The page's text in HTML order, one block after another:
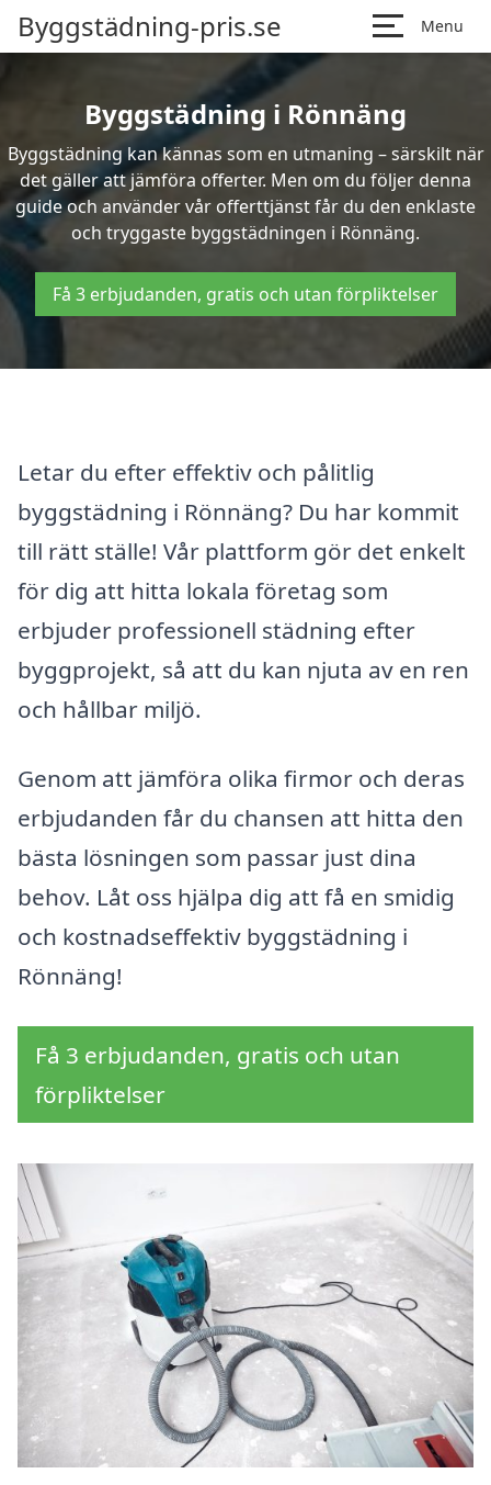
Byggstädning-pris.se Menu
Byggstädning i Rönnäng
Byggstädning kan kännas som en utmaning – särskilt när
det gäller att jämföra offerter. Men om du följer denna
guide och använder vår offerttjänst får du den enklaste
och tryggaste byggstädningen i Rönnäng.
Få 3 erbjudanden, gratis och utan förpliktelser
Letar du efter effektiv och pålitlig
byggstädning i Rönnäng? Du har kommit
till rätt ställe! Vår plattform gör det enkelt
för dig att hitta lokala företag som
erbjuder professionell städning efter
byggprojekt, så att du kan njuta av en ren
och hållbar miljö.
Genom att jämföra olika firmor och deras
erbjudanden får du chansen att hitta den
bästa lösningen som passar just dina
behov. Låt oss hjälpa dig att få en smidig
och kostnadseffektiv byggstädning i
Rönnäng!
Få 3 erbjudanden, gratis och utan
förpliktelser